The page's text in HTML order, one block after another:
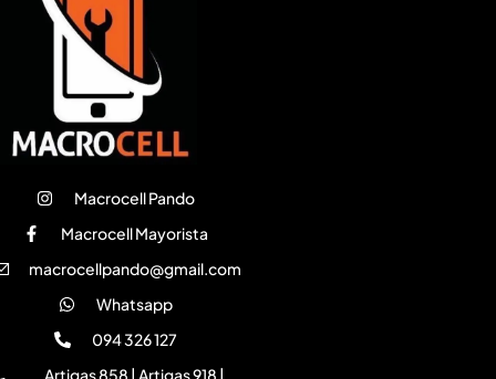
Macrocell Pando
Macrocell Mayorista
macrocellpando@gmail.com
Whatsapp
094 326 127
Artigas 858 | Artigas 918 |